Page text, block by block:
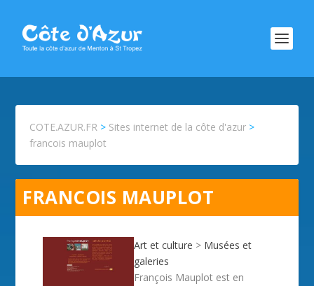
COTE.AZUR.FR > Sites internet de la côte d'azur >
francois mauplot
FRANCOIS MAUPLOT
Art et culture > Musées et
galeries
François Mauplot est en